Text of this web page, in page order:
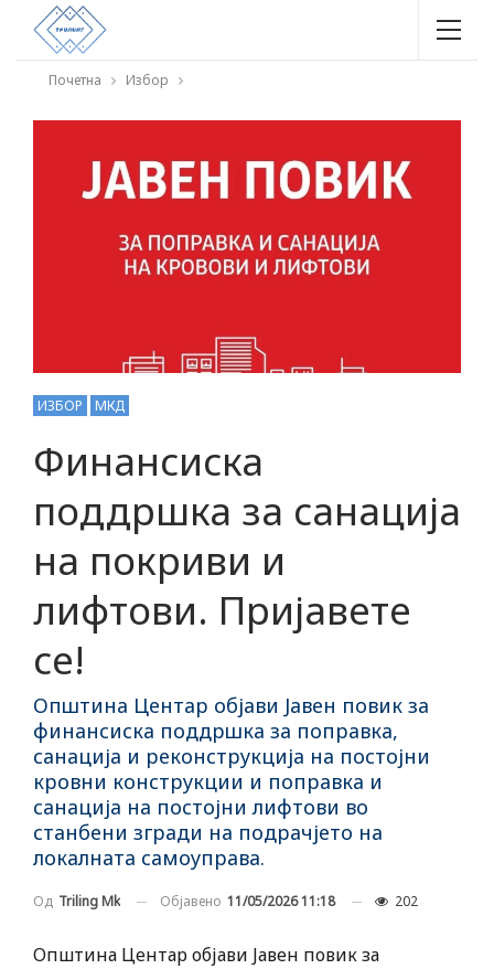
Почетна Избор
ИЗБОР МКД
Финансиска
поддршка за санација
на покриви и
лифтови. Пријавете
се!
Општина Центар објави Јавен повик за
финансиска поддршка за поправка,
санација и реконструкција на постојни
кровни конструкции и поправка и
санација на постојни лифтови во
станбени згради на подрачјето на
локалната самоуправа.
Од Triling Mk Објавено 11/05/2026 11:18 202
Општина Центар објави Јавен повик за